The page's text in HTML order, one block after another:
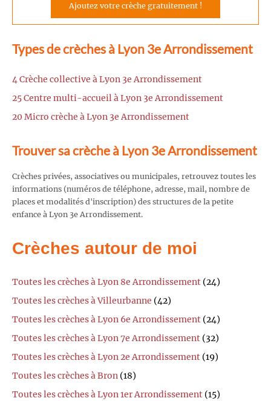
Ajoutez votre crèche gratuitement !
Types de crèches à Lyon 3e Arrondissement
4 Crèche collective à Lyon 3e Arrondissement
25 Centre multi-accueil à Lyon 3e Arrondissement
20 Micro crèche à Lyon 3e Arrondissement
Trouver sa crèche à Lyon 3e Arrondissement
Crèches privées, associatives ou municipales, retrouvez toutes les
informations (numéros de téléphone, adresse, mail, nombre de
places et modalités d'inscription) des structures de la petite
enfance à Lyon 3e Arrondissement.
Crèches autour de moi
Toutes les crèches à Lyon 8e Arrondissement (24)
Toutes les crèches à Villeurbanne (42)
Toutes les crèches à Lyon 6e Arrondissement (24)
Toutes les crèches à Lyon 7e Arrondissement (32)
Toutes les crèches à Lyon 2e Arrondissement (19)
Toutes les crèches à Bron (18)
Toutes les crèches à Lyon 1er Arrondissement (15)